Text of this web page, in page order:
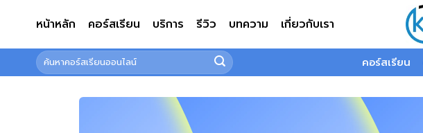
หน้าหลัก คอร์สเรียน บริการ รีวิว บทความ เกี่ยวกับเรา
ค้นหา: คอร์สเรียน